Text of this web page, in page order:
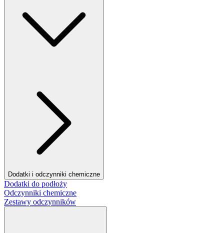
Dodatki i odczynniki chemiczne
Dodatki do podłoży
Odczynniki chemiczne
Zestawy odczynników